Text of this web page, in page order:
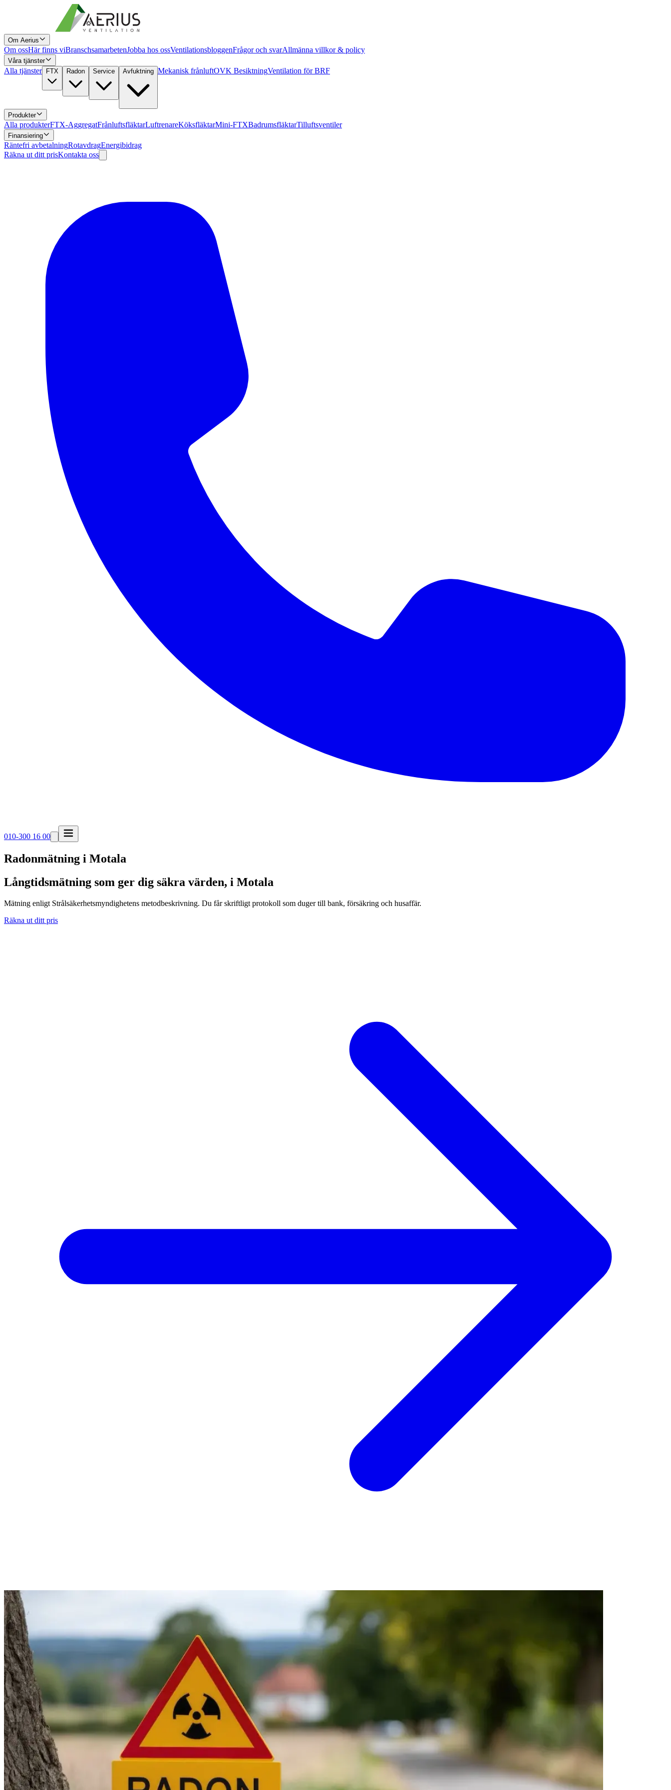
Om Aerius
Om ossHär finns viBranschsamarbetenJobba hos ossVentilationsbloggenFrågor och svarAllmänna villkor & policy
Våra tjänster
Alla tjänster FTX Radon Service Avfuktning Mekanisk frånluftOVK BesiktningVentilation för BRF
Produkter
Alla produkterFTX-AggregatFrånluftsfläktarLuftrenareKöksfläktarMini-FTXBadrumsfläktarTilluftsventiler
Finansiering
Räntefri avbetalningRotavdragEnergibidrag
Räkna ut ditt prisKontakta oss
010-300 16 00
Radonmätning i Motala
Långtidsmätning som ger dig säkra värden, i Motala
Mätning enligt Strålsäkerhetsmyndighetens metodbeskrivning. Du får skriftligt protokoll som duger till bank, försäkring och husaffär.
Räkna ut ditt pris